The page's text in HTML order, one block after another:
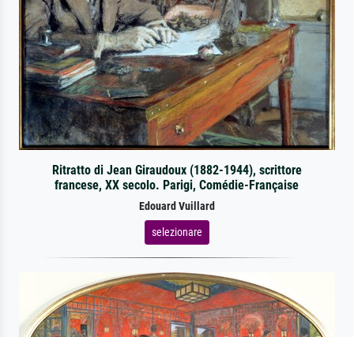
Ritratto di Jean Giraudoux (1882-1944), scrittore
francese, XX secolo. Parigi, Comédie-Française
Edouard Vuillard
selezionare